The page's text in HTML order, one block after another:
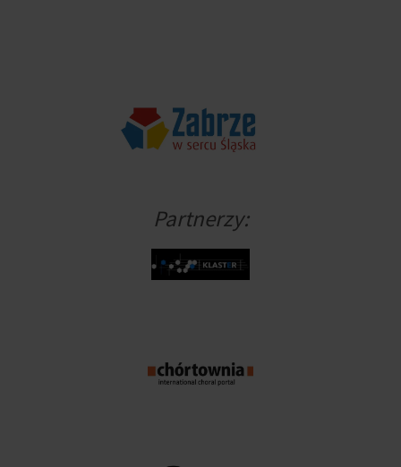
Partnerzy: